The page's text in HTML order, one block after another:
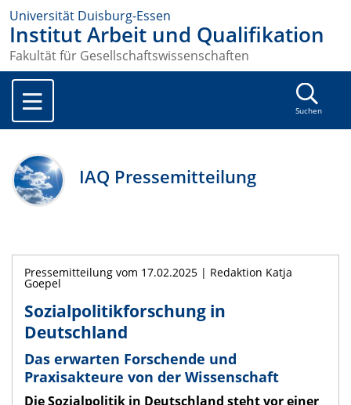
Universität Duisburg-Essen
Institut Arbeit und Qualifikation
Fakultät für Gesellschaftswissenschaften
Suchen
IAQ Pressemitteilung
Pressemitteilung vom 17.02.2025 | Redaktion Katja
Goepel
Sozialpolitikforschung in
Deutschland
Das erwarten Forschende und
Praxisakteure von der Wissenschaft
Die Sozialpolitik in Deutschland steht vor einer